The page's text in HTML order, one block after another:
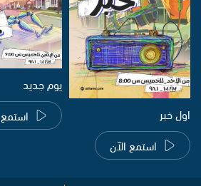
اول خبر
استمع الآن
يوم جديد